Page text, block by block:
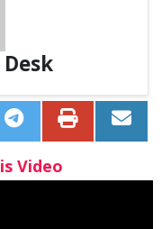
Video